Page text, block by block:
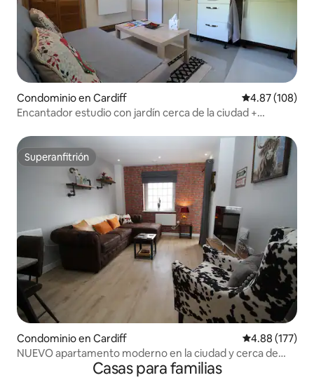
Condominio en Cardiff Calificación
4.87 (108)
Encantador estudio con jardín cerca de la ciudad +
Superanfitrión
Superanfitrión
Condominio en Cardiff Calificación
4.88 (177)
NUEVO apartamento moderno en la ciudad y cerca de
Casas para familias